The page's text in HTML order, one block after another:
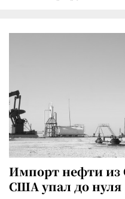
Импорт нефти из
США упал до нуля